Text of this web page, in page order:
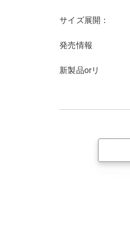
サイズ展開：
発売情報
新製品orリ